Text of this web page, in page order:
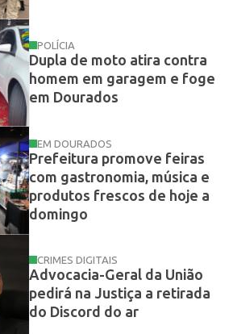
POLÍCIA
Dupla de moto atira contra
homem em garagem e foge
em Dourados
EM DOURADOS
Prefeitura promove feiras
com gastronomia, música e
produtos frescos de hoje a
domingo
CRIMES DIGITAIS
Advocacia-Geral da União
pedirá na Justiça a retirada
do Discord do ar